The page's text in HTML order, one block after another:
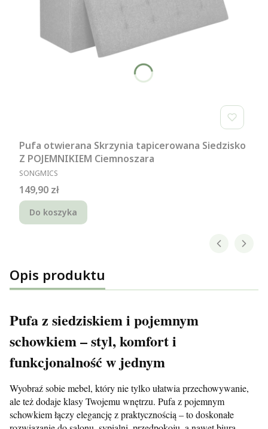
Pufa otwierana Skrzynia tapicerowana Siedzisko
Z POJEMNIKIEM Ciemnoszara
PRODUCENT
SONGMICS
Cena
149,90 zł
Do koszyka
Opis produktu
Pufa z siedziskiem i pojemnym
schowkiem – styl, komfort i
funkcjonalność w jednym
Wyobraź sobie mebel, który nie tylko ułatwia przechowywanie,
ale też dodaje klasy Twojemu wnętrzu. Pufa z pojemnym
schowkiem łączy elegancję z praktycznością – to doskonałe